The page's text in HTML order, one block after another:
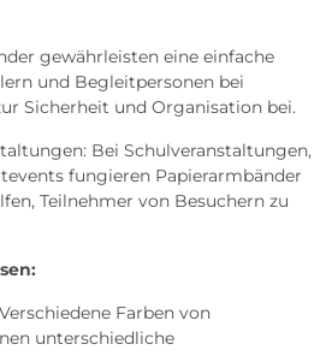
gewährleisten eine einfache
und Begleitpersonen bei
Sicherheit und Organisation bei.
Bei Schulveranstaltungen,
fungieren Papierarmbänder
Teilnehmer von Besuchern zu
Farben von
unterschiedliche